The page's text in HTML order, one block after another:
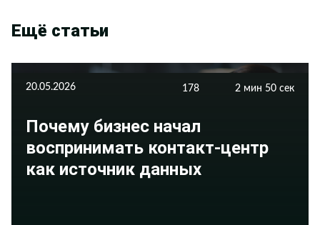
Ещё статьи
20.05.2026 178 2 мин 50 сек
Почему бизнес начал
воспринимать контакт-центр
как источник данных